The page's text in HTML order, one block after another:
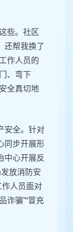
些。社区
还帮我换了
作人员的
、弯下
全真切地
安全。针对
同步开展形
中心开展反
放消防安
人员面对
诈骗”“冒充